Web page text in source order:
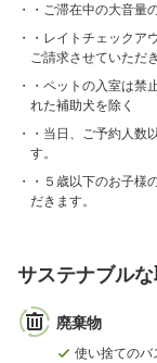
・ご滞在中の大音量
・レイトチェックア
ご請求させていただ
・ペットの入室は
れた補助犬を除く
・当日、ご予約人数
す。
・５歳以下のお子様
だきます。
サステナブル
廃棄物
使い捨てのバ